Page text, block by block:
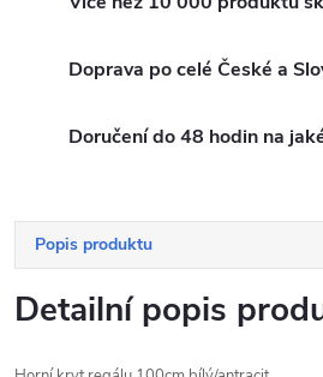
Doprava po celé České a
Doručení do 48 hodin na
Popis produktu
Detailní popis